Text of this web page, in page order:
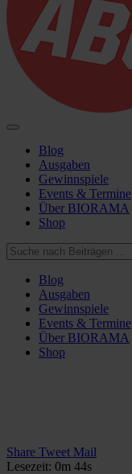
Blog
Ausgaben
Gewinnspiele
Events & Termine
Über BIORAMA
Shop
Blog
Ausgaben
Gewinnspiele
Events & Termine
Über BIORAMA
Shop
Share Tweet Mail
Lesezeit: 0m 44s